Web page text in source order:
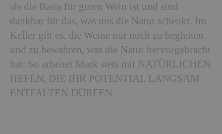
als die Basis für guten Wein ist und sind
dankbar für das, was uns die Natur schenkt. Im
Keller gilt es, die Weine nur noch zu begleiten
und zu bewahren, was die Natur hervorgebracht
hat. So arbeitet Mark stets mit NATÜRLICHEN
HEFEN, DIE IHR POTENTIAL LANGSAM
ENTFALTEN DÜRFEN.